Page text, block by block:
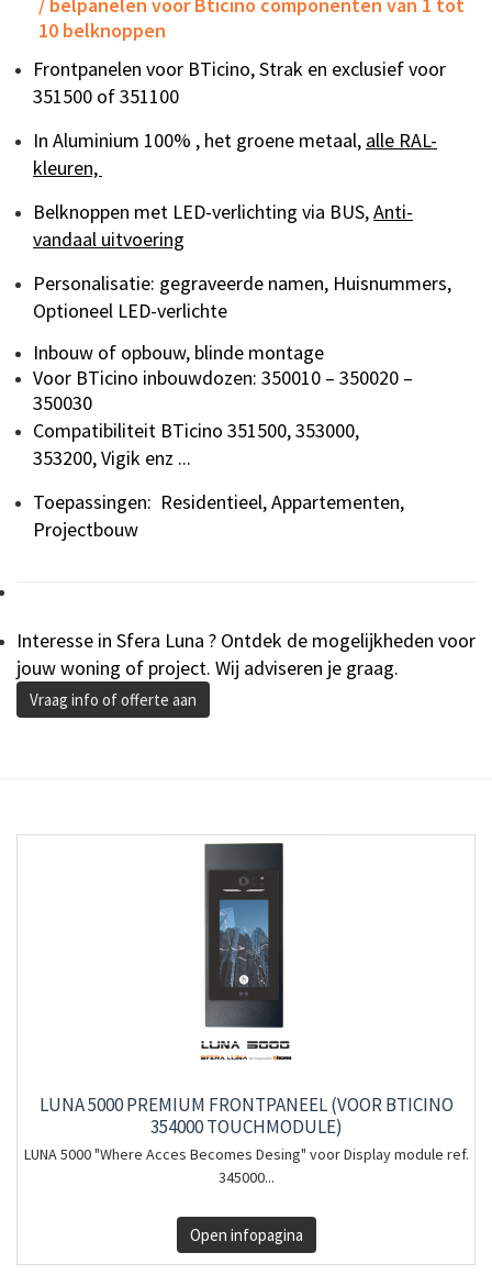
10 belknoppen
Frontpanelen voor BTicino, Strak en exclusief voor
351500 of 351100
In Aluminium 100% , het groene metaal, alle RAL-
kleuren,
Belknoppen met LED-verlichting via BUS,Anti-
vandaal uitvoering
Personalisatie: gegraveerde namen, Huisnummers,
Optioneel LED-verlichte
Inbouw of opbouw, blinde montage
Voor BTicino inbouwdozen: 350010 – 350020 –
350030
Compatibiliteit BTicino 351500, 353000,
353200, Vigik enz ...
Toepassingen: Residentieel, Appartementen,
Projectbouw
Interesse in Sfera Luna ? Ontdek de mogelijkheden voor
jouw woning of project. Wij adviseren je graag.
Vraag info of offerte aan
LUNA 5000 PREMIUM FRONTPANEEL (VOOR BTICINO
354000 TOUCHMODULE)
LUNA 5000 "Where Acces Becomes Desing" voor Display module ref.
345000...
Open infopagina